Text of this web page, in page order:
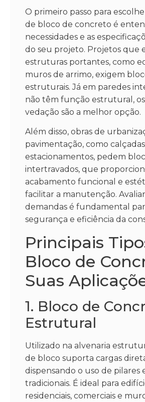
O primeiro passo para
de bloco de concreto é
necessidades e as
do seu projeto. Projetos que
estruturas portantes, como
muros de arrimo, exigem
estruturais. Já em paredes
não têm função estrutural,
vedação são a melhor opção.
Além disso, obras de
pavimentação, como
estacionamentos, pedem
intertravados, que
acabamento funcional e
facilitar a manutenção. Avaliar
demandas é fundamental
segurança e eficiência da
Principais
Bloco de
Suas
1. Bloco de
Estrutural
Utilizado na alvenaria
de bloco suporta cargas
dispensando o uso de pilares
tradicionais. É ideal para
residenciais, comerciais e